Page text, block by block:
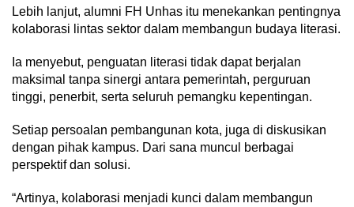
Lebih lanjut, alumni FH Unhas itu menekankan pentingnya
kolaborasi lintas sektor dalam membangun budaya literasi.
Ia menyebut, penguatan literasi tidak dapat berjalan
maksimal tanpa sinergi antara pemerintah, perguruan
tinggi, penerbit, serta seluruh pemangku kepentingan.
Setiap persoalan pembangunan kota, juga di diskusikan
dengan pihak kampus. Dari sana muncul berbagai
perspektif dan solusi.
“Artinya, kolaborasi menjadi kunci dalam membangun